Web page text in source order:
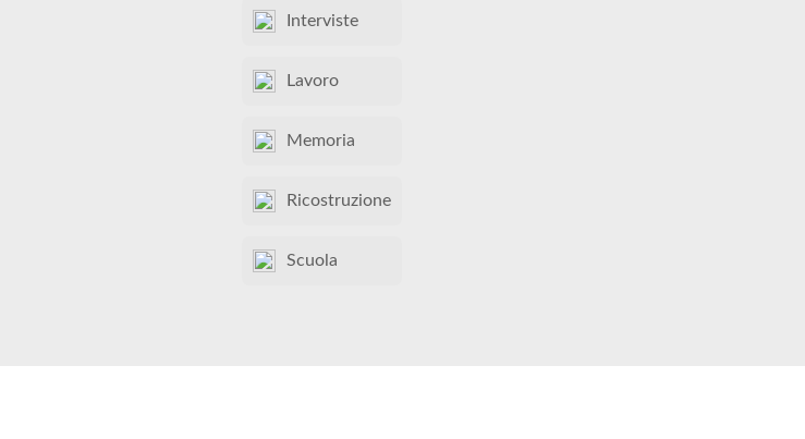
Interviste
Lavoro
Memoria
Ricostruzione
Scuola